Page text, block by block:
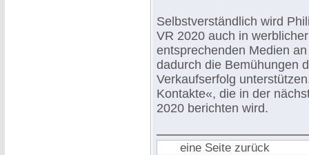
Selbstverständlich wird
VR 2020 auch in
entsprechenden Medien
dadurch die Bemühungen
Verkaufserfolg
Kontakte«, die in der
2020 berichten wird.
eine Seite zurück